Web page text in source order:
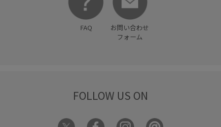
FAQ
お問い合わせ
フォーム
FOLLOW US ON